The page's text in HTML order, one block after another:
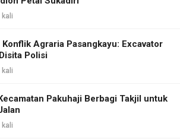
kali
Konflik Agraria Pasangkayu: Excavator
Polisi
kali
Pakuhaji Berbagi Takjil untuk
kali